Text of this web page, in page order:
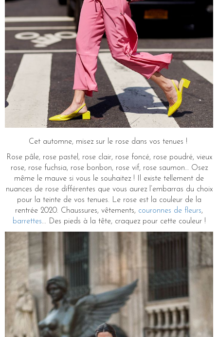
Cet automne, misez sur le rose dans vos tenues !
Rose pâle, rose pastel, rose clair, rose foncé, rose poudré, vieux
rose, rose fuchsia, rose bonbon, rose vif, rose saumon… Osez
même le mauve si vous le souhaitez ! Il existe tellement de
nuances de rose différentes que vous aurez l’embarras du choix
pour la teinte de vos tenues. Le rose est la couleur de la
rentrée 2020. Chaussures, vêtements, couronnes de fleurs,
barrettes... Des pieds à la tête, craquez pour cette couleur !